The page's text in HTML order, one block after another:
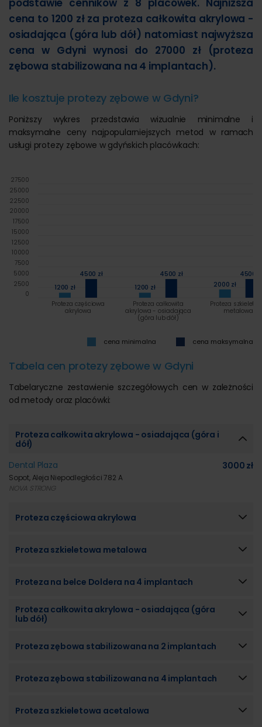
podstawie cenników z 8 placówek. Najniższa
cena to 1200 zł za proteza całkowita akrylowa -
osiadająca (góra lub dół) natomiast najwyższa
cena w Gdyni wynosi do 27000 zł (proteza
zębowa stabilizowana na 4 implantach).
Ile kosztuje protezy zębowe w Gdyni?
Poniższy wykres przedstawia wizualnie minimalne i
maksymalne ceny najpopularniejszych metod w ramach
usługi protezy zębowe w gdyńskich placówkach:
1200 zł 1200 zł 2000 zł
4500 zł 4500 zł 4500
Proteza częściowa
akrylowa
Proteza całkowita
akrylowa - osiadająca
(góra lub dół)
Proteza
metalowa
0
2500
5000
7500
10000
12500
15000
17500
20000
22500
25000
27500
cena minimalna cena maksymalna
Tabela cen protezy zębowe w Gdyni
Tabelaryczne zestawienie szczegółowych cen w zależności
od metody oraz placówki:
Proteza całkowita akrylowa - osiadająca (góra i
dół)
Dental Plaza
Sopot, Aleja Niepodległości 782 A
NOVA STRONG
3000 zł
Proteza częściowa akrylowa
Proteza szkieletowa metalowa
Proteza na belce Doldera na 4 implantach
Proteza całkowita akrylowa - osiadająca (góra
lub dół)
Proteza zębowa stabilizowana na 2 implantach
Proteza zębowa stabilizowana na 4 implantach
Proteza szkieletowa acetalowa